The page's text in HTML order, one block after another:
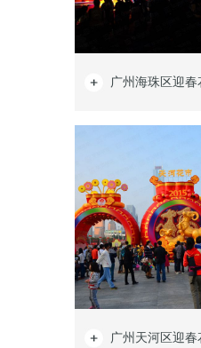
广州海珠区迎春
广州天河区迎春